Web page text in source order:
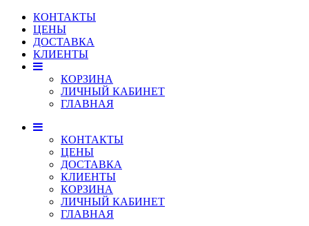
КОНТАКТЫ
ЦЕНЫ
ДОСТАВКА
КЛИЕНТЫ
КОРЗИНА
ЛИЧНЫЙ КАБИНЕТ
ГЛАВНАЯ
КОНТАКТЫ
ЦЕНЫ
ДОСТАВКА
КЛИЕНТЫ
КОРЗИНА
ЛИЧНЫЙ КАБИНЕТ
ГЛАВНАЯ